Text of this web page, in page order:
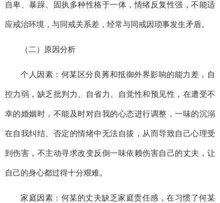
自卑、暴躁、固执多种性格于一体，情绪反复性强，不能适
应戒治环境，与同戒关系差，经常与同戒因琐事发生矛盾。
（二）原因分析
个人因素：何某区分良莠和抵御外界影响的能力差，自
控力弱，缺乏批判力、自省力、自觉性和预见性，在遭受不
幸的婚姻时，不能及时对自我的心态进行调整，一味的沉溺
在自我纠结、否定的情绪中无法自拔，从而导致自己心理受
到伤害，不主动寻求改变反倒一味依赖伤害自己的丈夫，让
自己的身心都过得十分艰难。
家庭因素：何某的丈夫缺乏家庭责任感，在习惯了何某